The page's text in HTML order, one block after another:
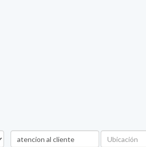
Palabra
clave
Ubicación